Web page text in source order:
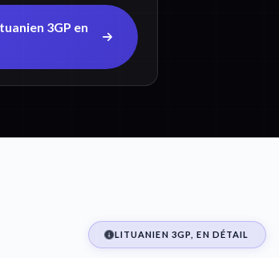
3GP en
LITUANIEN 3GP, EN DÉTAIL